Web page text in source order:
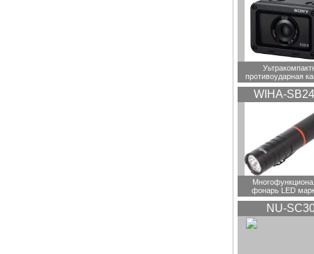
противоударная
WIHA-
фонарь LED
NU-